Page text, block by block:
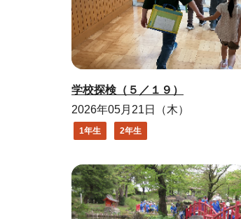
学校探検（５／１９）
2026年05月21日（木）
1年生 2年生